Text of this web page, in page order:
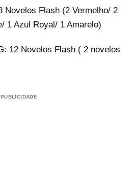
Novelos Flash (2 Vermelho/ 2
1 Azul Royal/ 1 Amarelo)
12 Novelos Flash ( 2 novelos
PUBLICIDADE